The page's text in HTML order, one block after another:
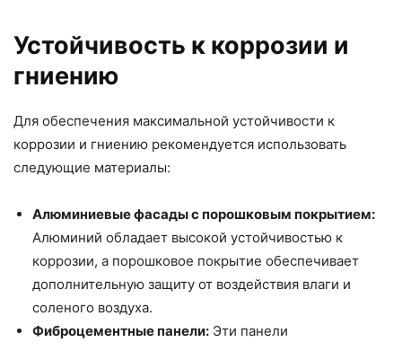
Устойчивость к коррозии и
гниению
Для обеспечения максимальной устойчивости к
коррозии и гниению рекомендуется использовать
следующие материалы:
Алюминиевые фасады с порошковым покрытием:
Алюминий обладает высокой устойчивостью к
коррозии, а порошковое покрытие обеспечивает
дополнительную защиту от воздействия влаги и
соленого воздуха.
Фиброцементные панели: Эти панели